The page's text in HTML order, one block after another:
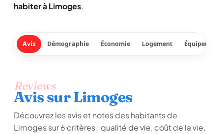
habiter à Limoges.
Avis Démographie Économie Logement
Reviews
Avis sur Limoges
Découvrez les avis et notes des habitants de
Limoges sur 6 critères : qualité de vie, coût de la vie,